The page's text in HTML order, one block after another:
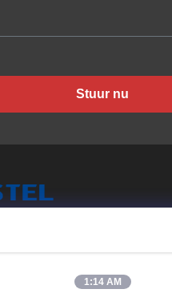
Stuur nu
1:14 AM